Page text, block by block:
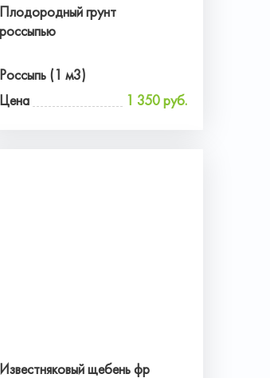
Плодородный грунт
россыпью
Россыпь (1 м3)
Цена
1 350 руб.
Известняковый щебень фр